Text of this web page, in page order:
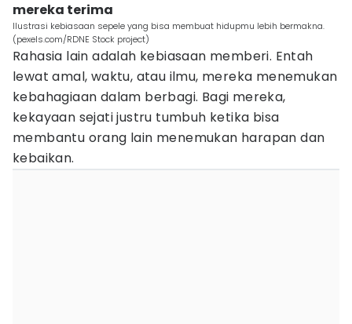
mereka terima
Ilustrasi kebiasaan sepele yang bisa membuat hidupmu lebih bermakna.
(pexels.com/RDNE Stock project)
Rahasia lain adalah kebiasaan memberi. Entah
lewat amal, waktu, atau ilmu, mereka menemukan
kebahagiaan dalam berbagi. Bagi mereka,
kekayaan sejati justru tumbuh ketika bisa
membantu orang lain menemukan harapan dan
kebaikan.